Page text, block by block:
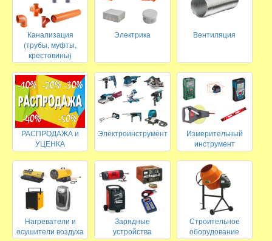
Канализация
(трубы, муфты,
крестовины)
Электрика Вентиляция
РАСПРОДАЖА и
УЦЕНКА
Электроинструмент
Измерительный
инструмент
Нагреватели и
осушители воздуха
Зарядные
устройства
Строительное
оборудование